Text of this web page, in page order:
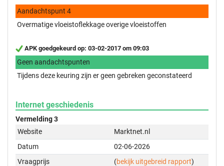
Aandachtspunt 4
Overmatige vloeistoflekkage overige vloeistoffen
APK goedgekeurd op: 03-02-2017 om 09:03
Geen aandachtspunten
Tijdens deze keuring zijn er geen gebreken geconstateerd
Internet geschiedenis
Vermelding 3
Website
Marktnet.nl
Datum
02-06-2026
Vraagprijs
(bekijk uitgebreid rapport)